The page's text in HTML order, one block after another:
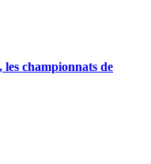
championnats de